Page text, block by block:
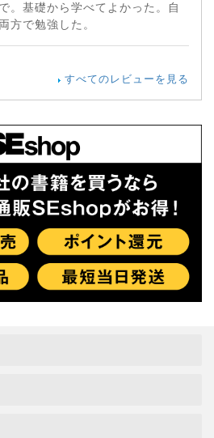
。基礎から学べてよかった。自
方で勉強した。
すべてのレビューを見る